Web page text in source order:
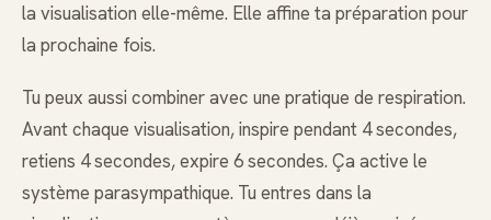
la visualisation elle-même. Elle affine ta préparation pour
la prochaine fois.
Tu peux aussi combiner avec une pratique de respiration.
Avant chaque visualisation, inspire pendant 4 secondes,
retiens 4 secondes, expire 6 secondes. Ça active le
système parasympathique. Tu entres dans la